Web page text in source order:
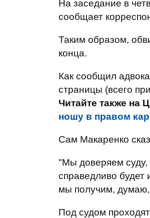
На заседание в
сообщает
Таким образом,
конца.
Как сообщил
страницы (всего
Читайте также на
ношу в правом
Сам Макаренко
"Мы доверяем суду,
справедливо
мы получим, думаю,
Под судом